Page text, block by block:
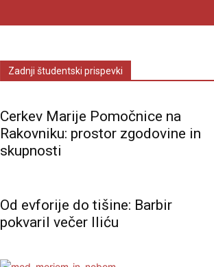
Zadnji študentski prispevki
Cerkev Marije Pomočnice na
Rakovniku: prostor zgodovine in
skupnosti
Od evforije do tišine: Barbir
pokvaril večer Iliću